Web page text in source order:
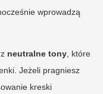
wprowadzą
neutralne tony , które
Jeżeli pragniesz
kreski